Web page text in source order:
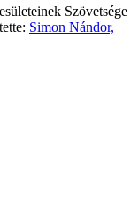
Szövetsége
Simon Nándor,